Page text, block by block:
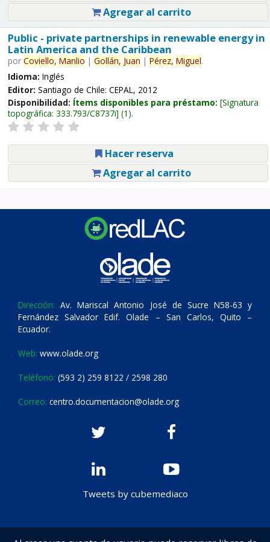
Agregar al carrito
Public - private partnerships in renewable energy in
Latin America and the Caribbean
por Coviello, Manlio | Gollán, Juan | Pérez, Miguel.
Idioma: Inglés
Editor: Santiago de Chile: CEPAL, 2012
Disponibilidad: Ítems disponibles para préstamo: Signatura
topográfica: 333.793/C8737i (1).
Hacer reserva
Agregar al carrito
Dirección: Av. Mariscal Antonio José de Sucre N58-63 y
Fernández Salvador Edif. Olade – San Carlos, Quito –
Ecuador.
Web: www.olade.org
Teléfono: (593 2) 259 8122 / 2598 280
Correo: centro.documentacion@olade.org
Tweets by cubemediaco